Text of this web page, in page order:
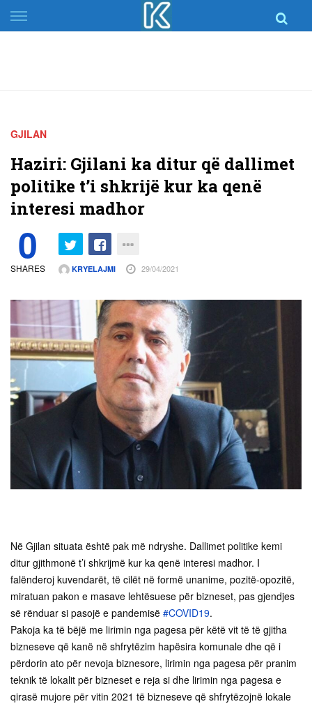
Skip
to
GJILAN
Haziri: Gjilani ka ditur që dallimet
politike t’i shkrijë kur ka qenë
interesi madhor
0
SHARES KRYELAJMI 29/04/2021
Në Gjilan situata është pak më ndryshe. Dallimet politike kemi
ditur gjithmonë t’i shkrijmë kur ka qenë interesi madhor. I
falënderoj kuvendarët, të cilët në formë unanime, pozitë-opozitë,
miratuan pakon e masave lehtësuese për bizneset, pas gjendjes
së rënduar si pasojë e pandemisë #COVID19.
Pakoja ka të bëjë me lirimin nga pagesa për këtë vit të të gjitha
bizneseve që kanë në shfrytëzim hapësira komunale dhe që i
përdorin ato për nevoja biznesore, lirimin nga pagesa për pranim
teknik të lokalit për bizneset e reja si dhe lirimin nga pagesa e
qirasë mujore për vitin 2021 të bizneseve që shfrytëzojnë lokale